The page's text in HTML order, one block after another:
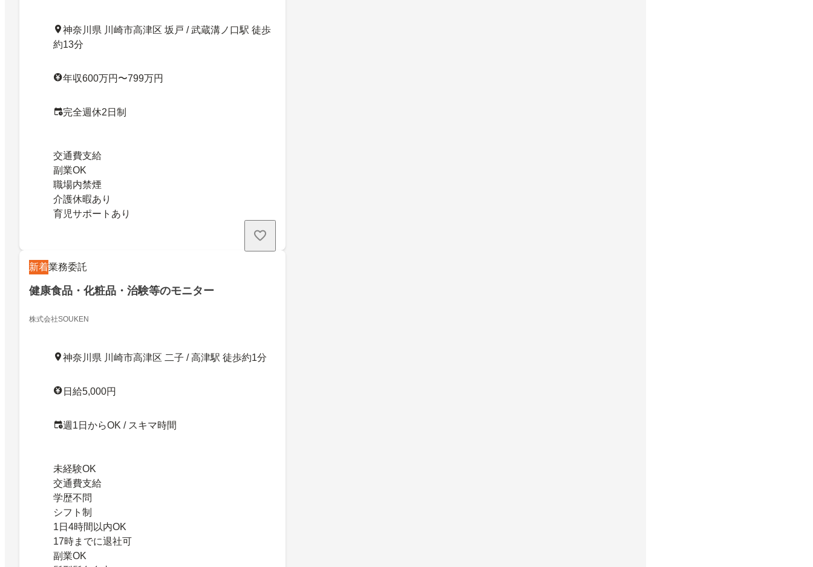
神奈川県 川崎市高津区 坂戸 / 武蔵溝ノ口駅 徒歩
約13分
年収600万円〜799万円
完全週休2日制
交通費支給
副業OK
職場内禁煙
介護休暇あり
育児サポートあり
新着業務委託
健康食品・化粧品・治験等のモニター
株式会社SOUKEN
神奈川県 川崎市高津区 二子 / 高津駅 徒歩約1分
日給5,000円
週1日からOK / スキマ時間
未経験OK
交通費支給
学歴不問
シフト制
1日4時間以内OK
17時までに退社可
副業OK